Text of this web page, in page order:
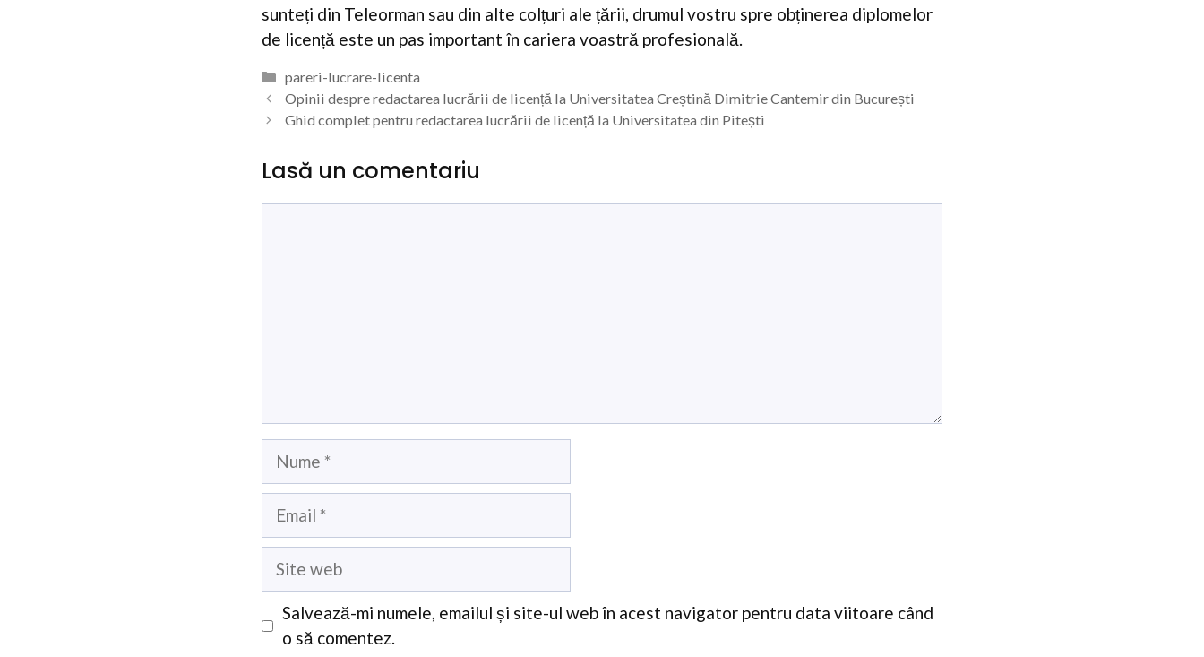
sunteți din Teleorman sau din alte colțuri ale țării, drumul vostru spre obținerea diplomelor
de licență este un pas important în cariera voastră profesională.
Categorii
pareri-lucrare-licenta
Opinii despre redactarea lucrării de licență la Universitatea Creștină Dimitrie Cantemir din București
Ghid complet pentru redactarea lucrării de licență la Universitatea din Pitești
Lasă un comentariu
Nume
Email
Site
Salvează-mi numele, emailul și site-ul web în acest navigator pentru data viitoare când
o să comentez.